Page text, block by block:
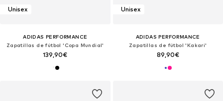
Unisex
ADIDAS PERFORMANCE
Zapatillas de fútbol 'Copa Mundial'
139,90€
Unisex
ADIDAS PERFORMANCE
Zapatillas de fútbol 'Kakari'
89,90€